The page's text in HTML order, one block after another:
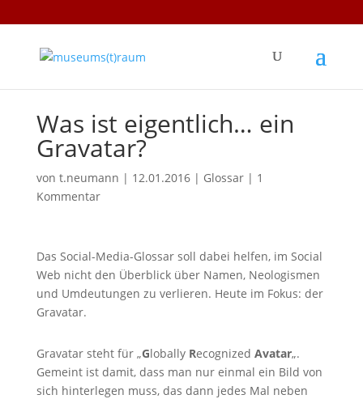
Was ist eigentlich… ein
Gravatar?
von t.neumann | 12.01.2016| Glossar| 1
Kommentar
Das Social-Media-Glossar soll dabei helfen, im Social
Web nicht den Überblick über Namen, Neologismen
und Umdeutungen zu verlieren. Heute im Fokus: der
Gravatar.
Gravatar steht für „Globally Recognized Avatar„.
Gemeint ist damit, dass man nur einmal ein Bild von
sich hinterlegen muss, das dann jedes Mal neben